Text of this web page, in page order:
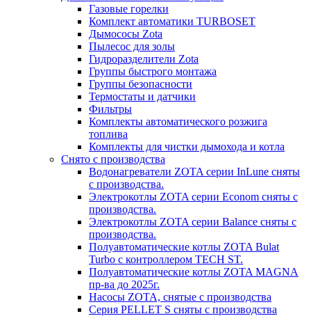
Газовые горелки
Комплект автоматики TURBOSET
Дымососы Zota
Пылесос для золы
Гидроразделители Zota
Группы быстрого монтажа
Группы безопасности
Термостаты и датчики
Фильтры
Комплекты автоматического розжига
топлива
Комплекты для чистки дымохода и котла
Снято с производства
Водонагреватели ZOTA серии InLune сняты
с производства.
Электрокотлы ZOTA серии Econom сняты с
производства.
Электрокотлы ZOTA серии Balance сняты с
производства.
Полуавтоматические котлы ZOTA Bulat
Turbo с контроллером TECH ST.
Полуавтоматические котлы ZOTA MAGNA
пр-ва до 2025г.
Насосы ZOTA, снятые с производства
Серия PELLET S сняты с производства